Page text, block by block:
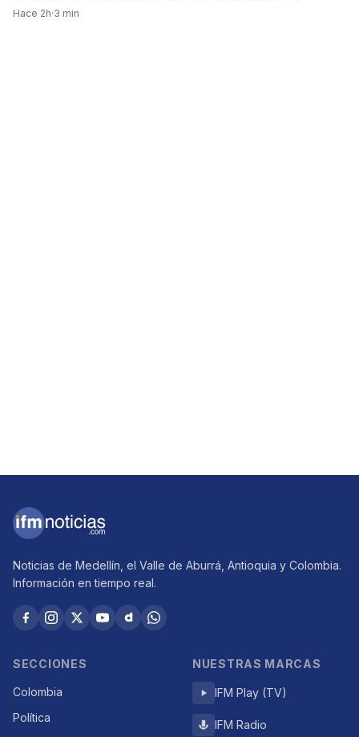
Hace 2h·3 min
Noticias de Medellín, el Valle de Aburrá, Antioquia y Colombia.
Información en tiempo real.
SECCIONES
Colombia
Política
NUESTRAS MARCAS
IFM Play (TV)
IFM Radio